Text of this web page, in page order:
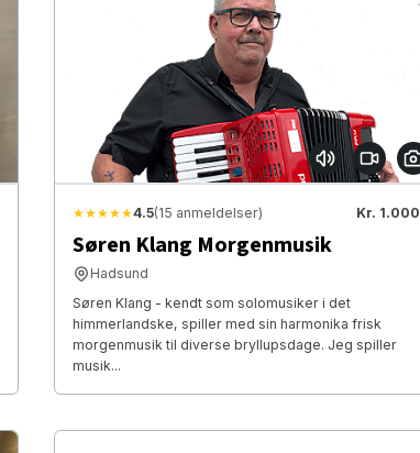
★★★★★4.5(15 anmeldelser) Kr. 1.000
Søren Klang Morgenmusik
Hadsund
Søren Klang - kendt som solomusiker i det
himmerlandske, spiller med sin harmonika frisk
morgenmusik til diverse bryllupsdage. Jeg spiller
musik...